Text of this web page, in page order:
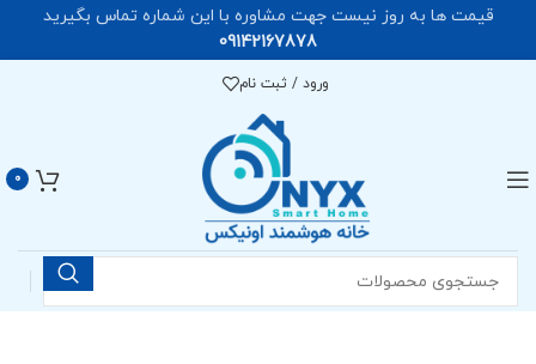
ورود / ثبت نام
0
قیمت ها به روز نیست جهت مشاوره با این شماره تماس بگیرید
09142167878